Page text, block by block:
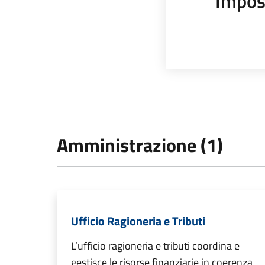
Amministrazione (1)
Ufficio Ragioneria e Tributi
L’ufficio ragioneria e tributi coordina e